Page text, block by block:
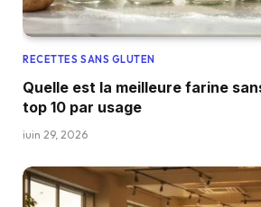
RECETTES SANS GLUTEN
Quelle est la meilleure farine
top 10 par usage
juin 29, 2026